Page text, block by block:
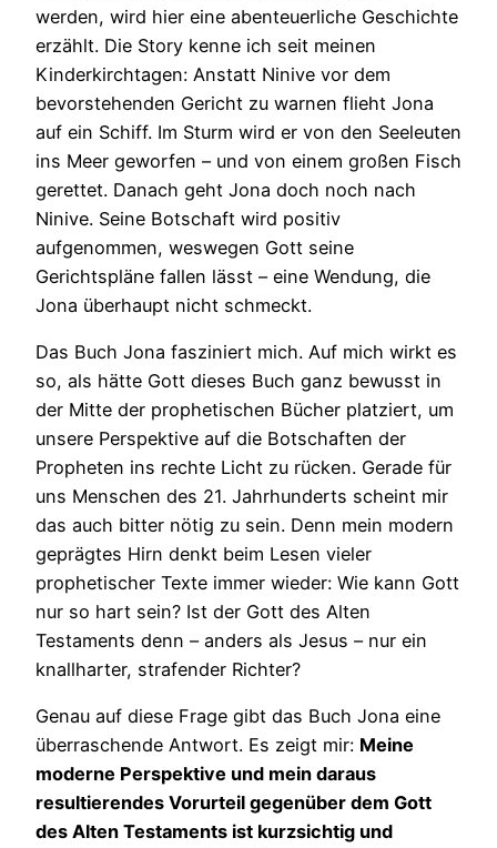
werden, wird hier eine abenteuerliche Geschichte
erzählt. Die Story kenne ich seit meinen
Kinderkirchtagen: Anstatt Ninive vor dem
bevorstehenden Gericht zu warnen flieht Jona
auf ein Schiff. Im Sturm wird er von den Seeleuten
ins Meer geworfen – und von einem großen Fisch
gerettet. Danach geht Jona doch noch nach
Ninive. Seine Botschaft wird positiv
aufgenommen, weswegen Gott seine
Gerichtspläne fallen lässt – eine Wendung, die
Jona überhaupt nicht schmeckt.
Das Buch Jona fasziniert mich. Auf mich wirkt es
so, als hätte Gott dieses Buch ganz bewusst in
der Mitte der prophetischen Bücher platziert, um
unsere Perspektive auf die Botschaften der
Propheten ins rechte Licht zu rücken. Gerade für
uns Menschen des 21. Jahrhunderts scheint mir
das auch bitter nötig zu sein. Denn mein modern
geprägtes Hirn denkt beim Lesen vieler
prophetischer Texte immer wieder: Wie kann Gott
nur so hart sein? Ist der Gott des Alten
Testaments denn – anders als Jesus – nur ein
knallharter, strafender Richter?
Genau auf diese Frage gibt das Buch Jona eine
überraschende Antwort. Es zeigt mir: Meine
moderne Perspektive und mein daraus
resultierendes Vorurteil gegenüber dem Gott
des Alten Testaments ist kurzsichtig und